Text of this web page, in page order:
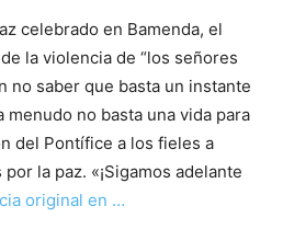
celebrado en Bamenda, el
la violencia de “los señores
no saber que basta un instante
menudo no basta una vida para
del Pontífice a los fieles a
la paz. «¡Sigamos adelante
original en …